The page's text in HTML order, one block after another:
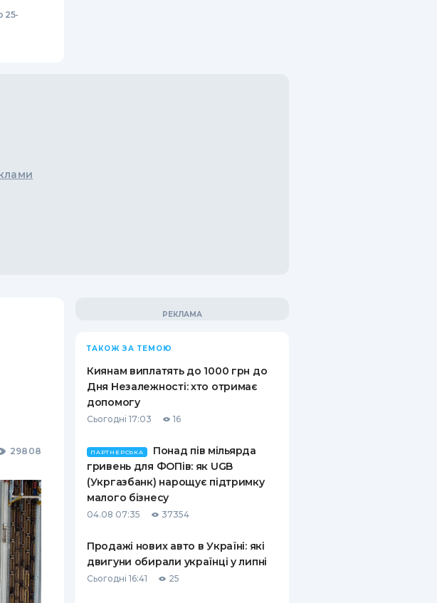
25-
29808
ТАКОЖ ЗА ТЕМОЮ
Киянам виплатять до 1000 грн до
Дня Незалежності: хто отримає
допомогу
Сьогодні 17:03 16
ПАРТНЕРСЬКА
Понад пів мільярда
гривень для ФОПів: як UGB
(Укргазбанк) нарощує підтримку
малого бізнесу
04.08 07:35 37354
Продажі нових авто в Україні: які
двигуни обирали українці у липні
Сьогодні 16:41 25